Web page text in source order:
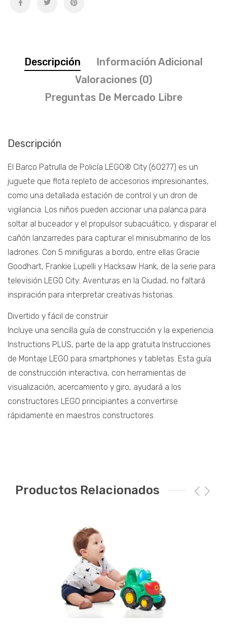
Descripción
Información Adicional
Valoraciones (0)
Preguntas De Mercado Libre
Descripción
El Barco Patrulla de Policía LEGO® City (60277) es un
juguete que flota repleto de accesorios impresionantes,
como una detallada estación de control y un dron de
vigilancia. Los niños pueden accionar una palanca para
soltar al buceador y el propulsor subacuático, y disparar el
cañón lanzarredes para capturar el minisubmarino de los
ladrones. Con 5 minifiguras a bordo, entre ellas Gracie
Goodhart, Frankie Lupelli y Hacksaw Hank, de la serie para
televisión LEGO City: Aventuras en la Ciudad, no faltará
inspiración para interpretar creativas historias.
Divertido y fácil de construir
Incluye una sencilla guía de construcción y la experiencia
Instructions PLUS, parte de la app gratuita Instrucciones
de Montaje LEGO para smartphones y tabletas. Esta guía
de construcción interactiva, con herramientas de
visualización, acercamiento y giro, ayudará a los
constructores LEGO principiantes a convertirse
rápidamente en maestros constructores.
Productos Relacionados